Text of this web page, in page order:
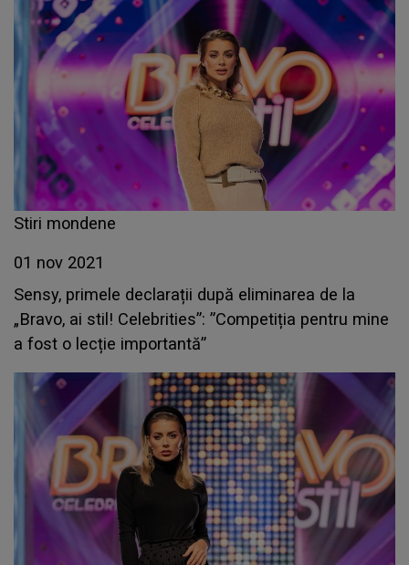
Stiri mondene
01 nov 2021
Sensy, primele declarații după eliminarea de la
„Bravo, ai stil! Celebrities”: ”Competiția pentru mine
a fost o lecție importantă”